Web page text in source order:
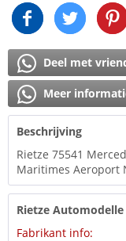
Deel met
Meer
Beschrijving
Rietze 75541
Maritimes Aeroport
Rietze Automodelle
Fabrikant info: